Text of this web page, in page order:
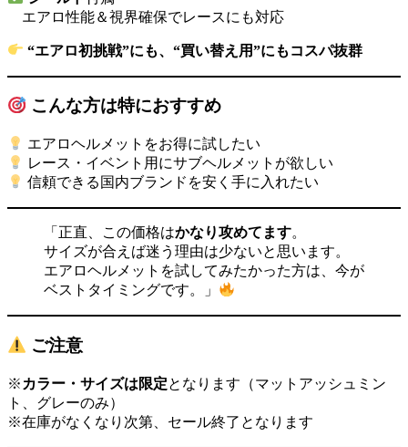
エアロ性能＆視界確保でレースにも対応
“エアロ初挑戦”にも、“買い替え用”にもコスパ抜群
こんな方は特におすすめ
エアロヘルメットをお得に試したい
レース・イベント用にサブヘルメットが欲しい
信頼できる国内ブランドを安く手に入れたい
「正直、この価格はかなり攻めてます。
サイズが合えば迷う理由は少ないと思います。
エアロヘルメットを試してみたかった方は、今が
ベストタイミングです。」
ご注意
※ カラー・サイズは限定となります（マットアッシュミン
ト、グレーのみ）
※在庫がなくなり次第、セール終了となります